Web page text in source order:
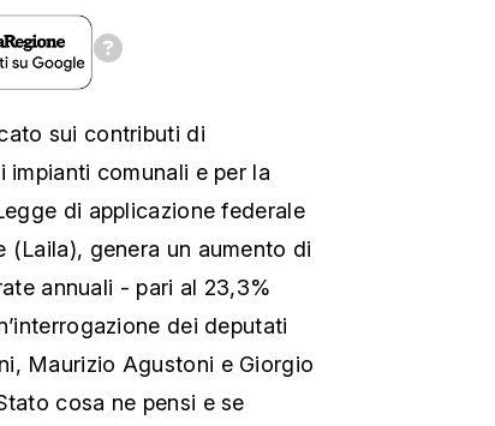
sui contributi di
impianti comunali e per la
di applicazione federale
(Laila), genera un aumento di
annuali - pari al 23,3%
dei deputati
Maurizio Agustoni e Giorgio
cosa ne pensi e se